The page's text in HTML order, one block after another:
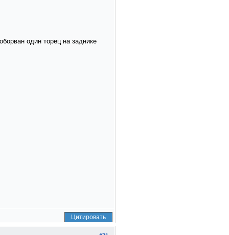
один торец на заднике
Цитировать